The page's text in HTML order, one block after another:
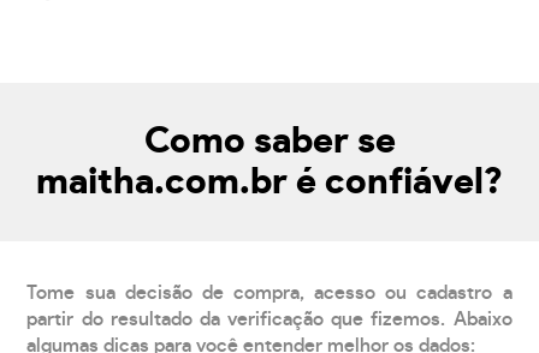
Como saber se
maitha.com.br é confiável?
Tome sua decisão de compra, acesso ou cadastro a
partir do resultado da verificação que fizemos. Abaixo
algumas dicas para você entender melhor os dados: